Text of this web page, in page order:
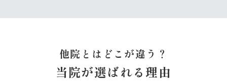
他院とはどこが違う？
当院が選ばれる理由